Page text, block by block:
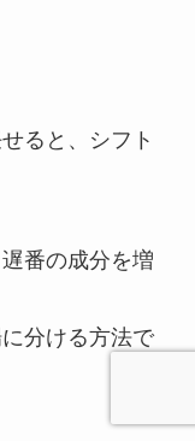
ると、シフト
番の成分を増
分ける方法で